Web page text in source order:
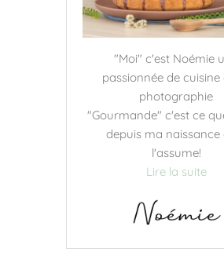
"Moi" c'est Noémie
passionnée de cuisine
photographie
"Gourmande" c'est ce
depuis ma naissance
l'assume!
Lire la suite